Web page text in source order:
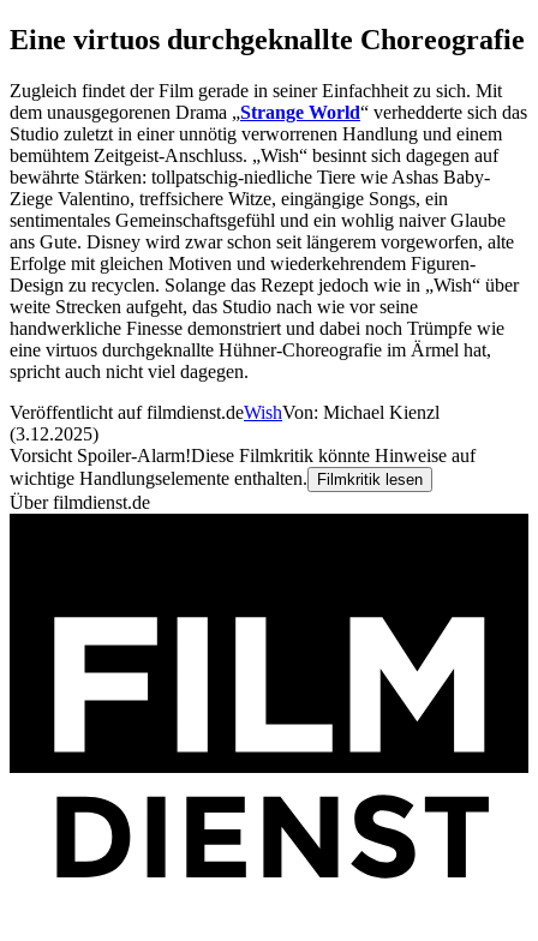
Eine virtuos durchgeknallte Choreografie
Zugleich findet der Film gerade in seiner Einfachheit zu sich. Mit
dem unausgegorenen Drama „Strange World“ verhedderte sich das
Studio zuletzt in einer unnötig verworrenen Handlung und einem
bemühtem Zeitgeist-Anschluss. „Wish“ besinnt sich dagegen auf
bewährte Stärken: tollpatschig-niedliche Tiere wie Ashas Baby-
Ziege Valentino, treffsichere Witze, eingängige Songs, ein
sentimentales Gemeinschaftsgefühl und ein wohlig naiver Glaube
ans Gute. Disney wird zwar schon seit längerem vorgeworfen, alte
Erfolge mit gleichen Motiven und wiederkehrendem Figuren-
Design zu recyclen. Solange das Rezept jedoch wie in „Wish“ über
weite Strecken aufgeht, das Studio nach wie vor seine
handwerkliche Finesse demonstriert und dabei noch Trümpfe wie
eine virtuos durchgeknallte Hühner-Choreografie im Ärmel hat,
spricht auch nicht viel dagegen.
Veröffentlicht auf filmdienst.deWishVon: Michael Kienzl
(3.12.2025)
Vorsicht Spoiler-Alarm!Diese Filmkritik könnte Hinweise auf
wichtige Handlungselemente enthalten.
Filmkritik lesen
Über filmdienst.de